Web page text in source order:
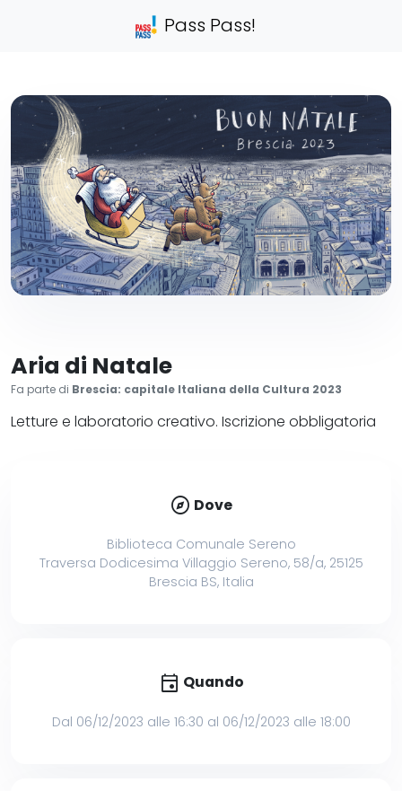
Pass Pass!
Aria di Natale
Fa parte di Brescia: capitale Italiana della Cultura 2023
Letture e laboratorio creativo. Iscrizione obbligatoria
explore Dove
Biblioteca Comunale Sereno
Traversa Dodicesima Villaggio Sereno, 58/a, 25125
Brescia BS, Italia
event Quando
Dal 06/12/2023 alle 16:30 al 06/12/2023 alle 18:00